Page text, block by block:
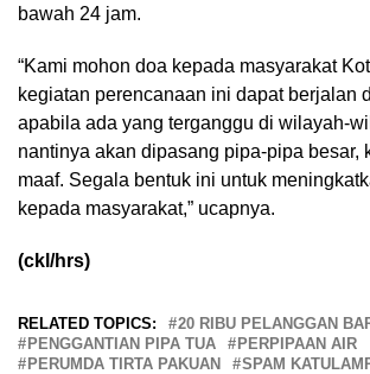
bawah 24 jam.
“Kami mohon doa kepada masyarakat
kegiatan perencanaan ini dapat berjalan
apabila ada yang terganggu di wilayah-
nantinya akan dipasang pipa-pipa besar,
maaf. Segala bentuk ini untuk
kepada masyarakat,” ucapnya.
(ckl/hrs)
RELATED TOPICS: 20 RIBU PELANGGAN
PENGGANTIAN PIPA TUA
PERPIPAAN AIR
PERUMDA TIRTA PAKUAN
SPAM